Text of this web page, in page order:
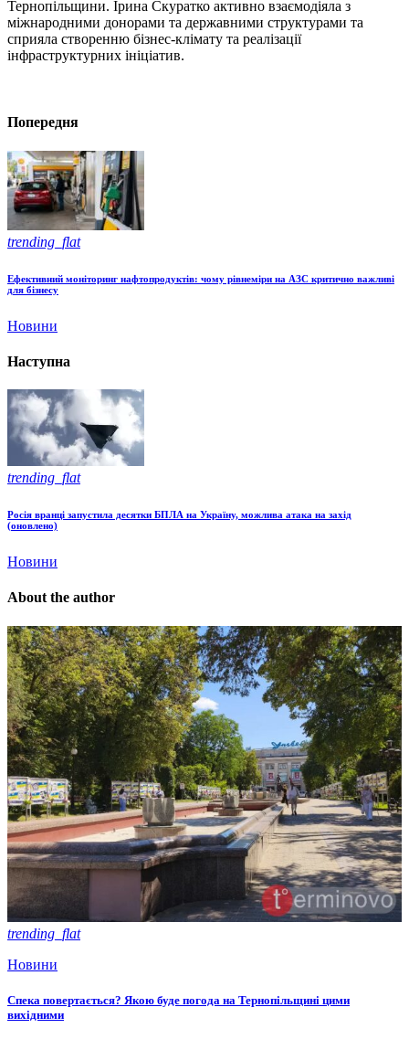
Тернопільщини. Ірина Скуратко активно взаємодіяла з
міжнародними донорами та державними структурами та
сприяла створенню бізнес-клімату та реалізації
інфраструктурних ініціатив.
Попередня
trending_flat
Ефективний моніторинг нафтопродуктів: чому рівнеміри на АЗС критично важливі
для бізнесу
Новини
Наступна
trending_flat
Росія вранці запустила десятки БПЛА на Україну, можлива атака на захід
(оновлено)
Новини
About the author
trending_flat
Новини
Спека повертається? Якою буде погода на Тернопільщині цими
вихідними